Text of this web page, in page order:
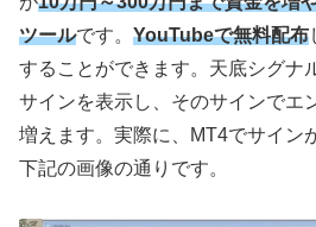
ツールです。 YouTubeで無料配布
することができます。天底シグナ
サインを表示し、そのサインでエ
増えます。実際に、MT4でサイン
下記の画像の通りです。